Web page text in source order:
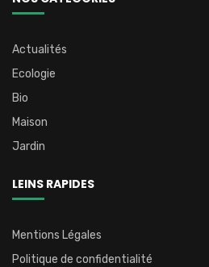
Actualités
Ecologie
Bio
Maison
Jardin
LEINS RAPIDES
Mentions Légales
Politique de confidentialité